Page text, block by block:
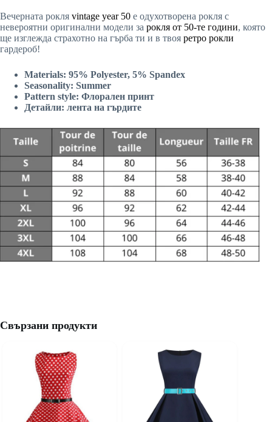
Вечерната рокля vintage year 50 е одухотворена рокля с
невероятни оригинални модели за рокля от 50-те години, която
ще изглежда страхотно на гърба ти и в твоя ретро рокли
гардероб!
Materials: 95% Polyester, 5% Spandex
Seasonality: Summer
Pattern style: Флорален принт
Детайли: лента на гърдите
Свързани продукти